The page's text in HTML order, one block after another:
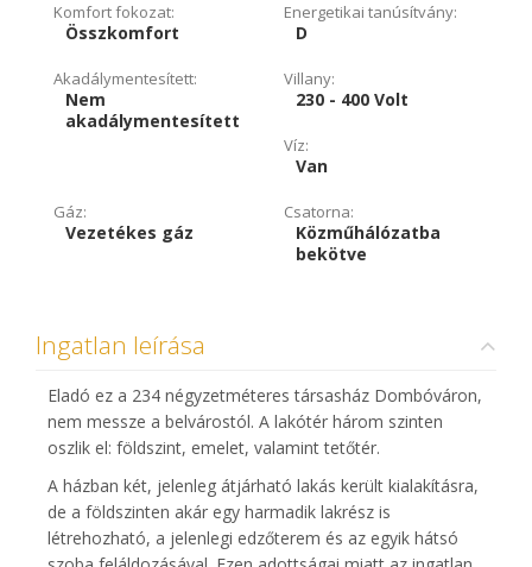
Komfort fokozat:
Összkomfort
Energetikai tanúsítvány:
D
Akadálymentesített:
Nem
akadálymentesített
Villany:
230 - 400 Volt
Víz:
Van
Gáz:
Vezetékes gáz
Csatorna:
Közműhálózatba
bekötve
Ingatlan leírása
Eladó ez a 234 négyzetméteres társasház Dombóváron,
nem messze a belvárostól. A lakótér három szinten
oszlik el: földszint, emelet, valamint tetőtér.
A házban két, jelenleg átjárható lakás került kialakításra,
de a földszinten akár egy harmadik lakrész is
létrehozható, a jelenlegi edzőterem és az egyik hátsó